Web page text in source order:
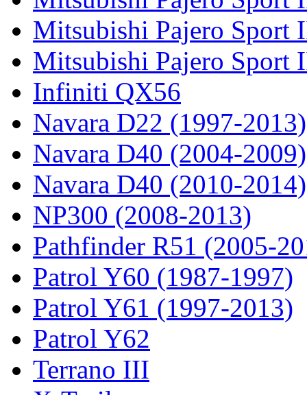
Mitsubishi Pajero Sport
Mitsubishi Pajero Sport
Infiniti QX56
Navara D22 (1997-2013)
Navara D40 (2004-2009)
Navara D40 (2010-2014)
NP300 (2008-2013)
Pathfinder R51 (2005-
Patrol Y60 (1987-1997)
Patrol Y61 (1997-2013)
Patrol Y62
Terrano III